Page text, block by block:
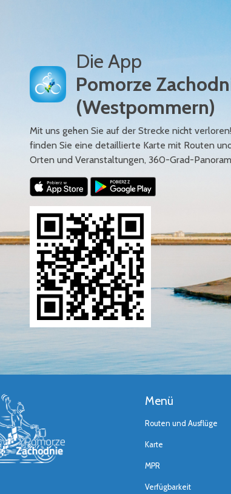
Die App
Pomorze
(Westpommern)
Mit uns gehen Sie auf der Strecke nicht
finden Sie eine detaillierte Karte mit Routen
Orten und Veranstaltungen, 360-Grad-
Menü
Routen und Ausflüge
Karte
MPR
Verfügbarkeit